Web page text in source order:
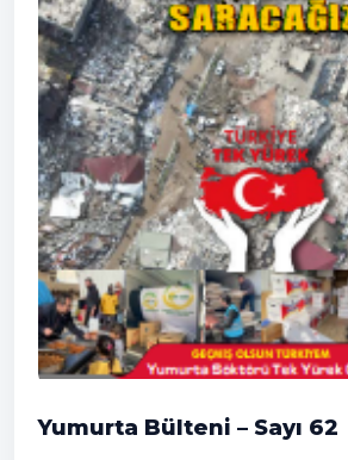
Yumurta Bülteni – Sayı 62